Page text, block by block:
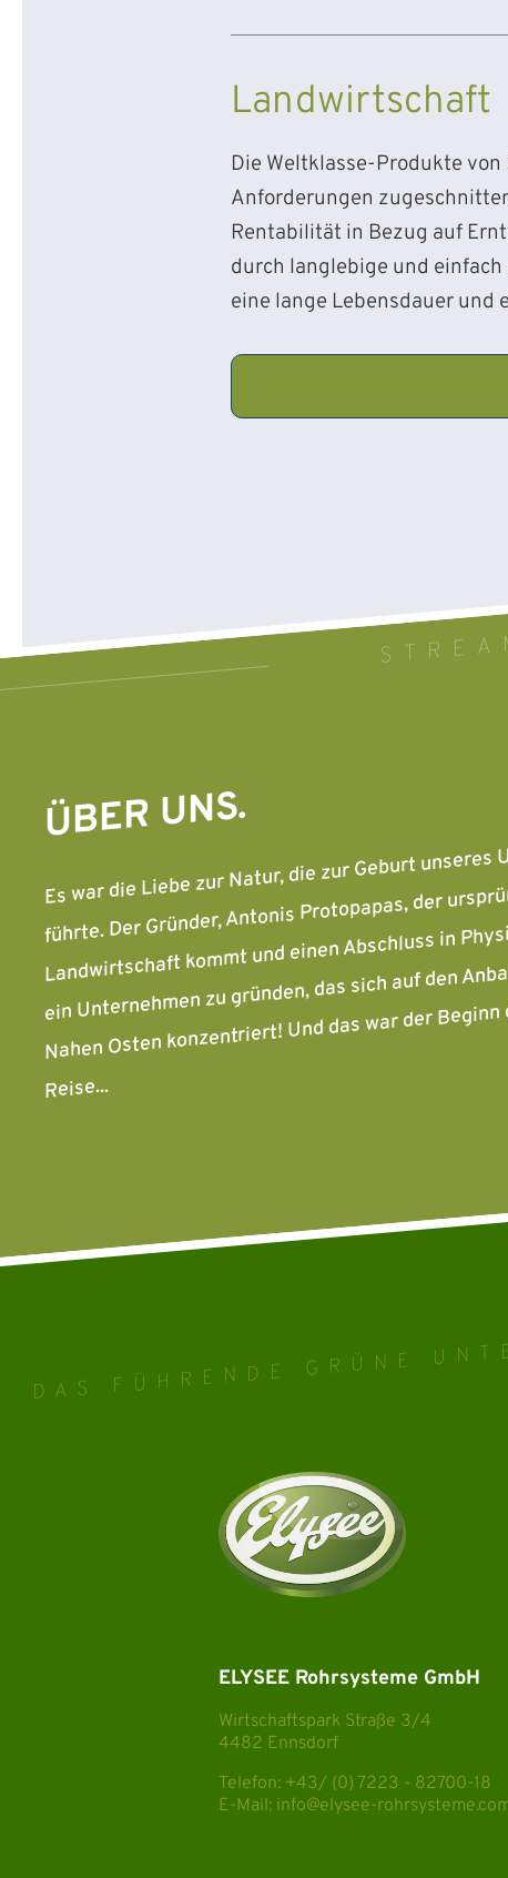
Landwirtschaft
Die Weltklasse-Produkte
Anforderungen
Rentabilität in Bezug auf
durch langlebige und
eine lange Lebensdauer und
ÜBER UNS.
Es war die Liebe zur Natur, die zur Geburt
führte. Der Gründer, Antonis Protopapas, der
Landwirtschaft kommt und einen Abschluss in
ein Unternehmen zu gründen, das sich auf den
Nahen Osten konzentriert! Und das war der
Reise...
DAS FÜHRENDE GRÜNE
ELYSEE Rohrsysteme GmbH
Wirtschaftspark Straße 3/4
4482 Ennsdorf
Telefon: +43/ (0) 7223 - 82700-18
E-Mail: info@elysee-